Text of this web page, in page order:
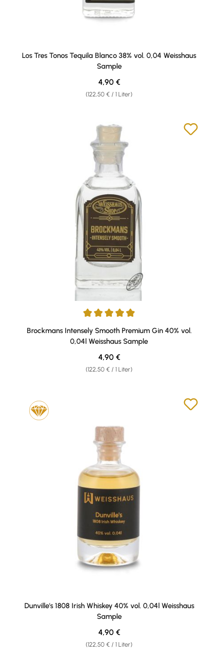
Los Tres Tonos Tequila Blanco 38% vol. 0,04 Weisshaus
Sample
(122,50 € / 1 Liter)
Regulärer Preis:
4,90 €
Durchschnittliche Bewertung von 5 von 5 Sternen
Brockmans Intensely Smooth Premium Gin 40% vol.
0,04l Weisshaus Sample
(122,50 € / 1 Liter)
Regulärer Preis:
4,90 €
Dunville's 1808 Irish Whiskey 40% vol. 0,04l Weisshaus
Sample
(122,50 € / 1 Liter)
Regulärer Preis:
4,90 €